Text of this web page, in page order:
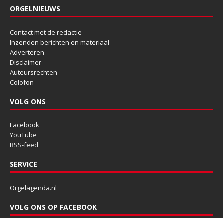
ORGELNIEUWS
Contact met de redactie
Inzenden berichten en materiaal
Adverteren
Disclaimer
Auteursrechten
Colofon
VOLG ONS
Facebook
YouTube
RSS-feed
SERVICE
Orgelagenda.nl
VOLG ONS OP FACEBOOK